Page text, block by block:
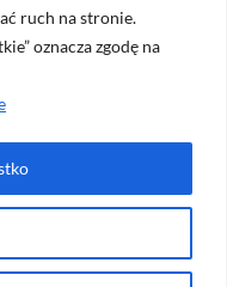
ruch na stronie.
oznacza zgodę na
przez: